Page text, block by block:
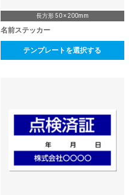
長方形 50 × 200mm
名前ステッカー
テンプレートを選択する